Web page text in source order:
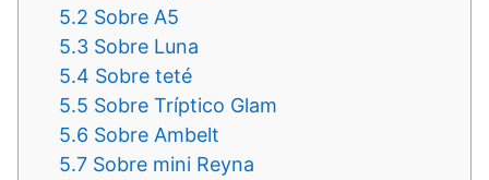
5.2 Sobre A5
5.3 Sobre Luna
5.4 Sobre teté
5.5 Sobre Tríptico Glam
5.6 Sobre Ambelt
5.7 Sobre mini Reyna